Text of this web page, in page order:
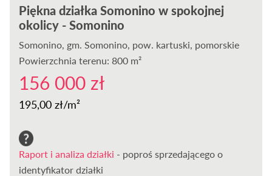
Piękna działka Somonino w spokojnej
okolicy - Somonino
Somonino, gm. Somonino, pow. kartuski, pomorskie
Powierzchnia terenu: 800 m²
156 000 zł
195,00 zł/m²
Raport i analiza działki - poproś sprzedającego o
identyfikator działki